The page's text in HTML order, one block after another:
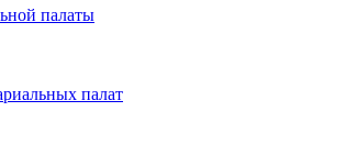
палаты
палат